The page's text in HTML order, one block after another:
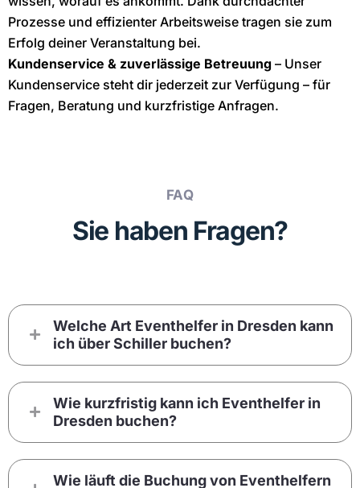
Prozesse und effizienter Arbeitsweise tragen sie zum
Erfolg deiner Veranstaltung bei.
Kundenservice & zuverlässige Betreuung – Unser
Kundenservice steht dir jederzeit zur Verfügung – für
Fragen, Beratung und kurzfristige Anfragen.
FAQ
Sie haben Fragen?
Welche Art Eventhelfer in Dresden kann
ich über Schiller buchen?
Wie kurzfristig kann ich Eventhelfer in
Dresden buchen?
Wie läuft die Buchung von Eventhelfern